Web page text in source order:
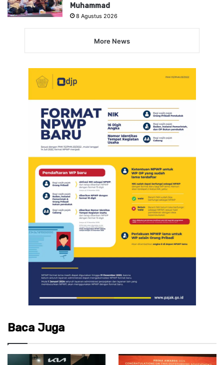
Muhammad
8 Agustus 2026
More News
Baca Juga